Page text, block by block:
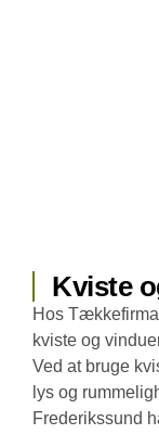
Kviste
Hos
kviste og
Ved at bruge
lys og
Frederikssund